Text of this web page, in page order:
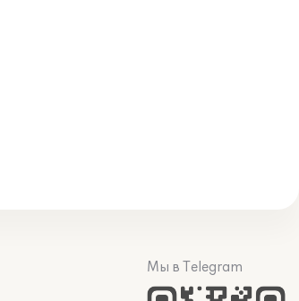
Мы в Telegram